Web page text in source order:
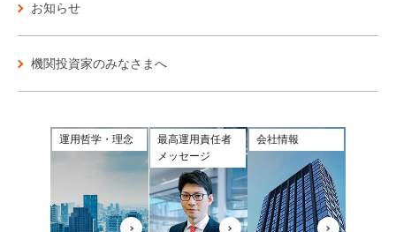
お知らせ
機関投資家のみなさまへ
運用哲学・理念
最高運用責任者
メッセージ
会社情報